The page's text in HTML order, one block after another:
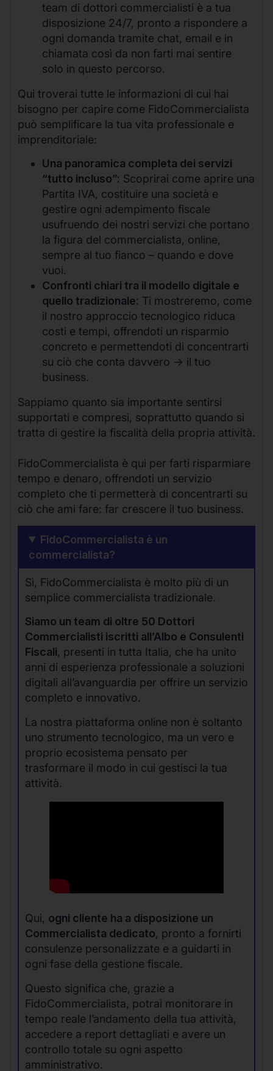
team di dottori commercialisti è a tua
disposizione 24/7, pronto a rispondere a
ogni domanda tramite chat, email e in
chiamata così da non farti mai sentire
solo in questo percorso.
Qui troverai tutte le informazioni di cui hai
bisogno per capire come FidoCommercialista
può semplificare la tua vita professionale e
imprenditoriale:
Una panoramica completa dei servizi
“tutto incluso”: Scoprirai come aprire una
Partita IVA, costituire una società e
gestire ogni adempimento fiscale
usufruendo dei nostri servizi che portano
la figura del commercialista, online,
sempre al tuo fianco – quando e dove
vuoi.
Confronti chiari tra il modello digitale e
quello tradizionale: Ti mostreremo, come
il nostro approccio tecnologico riduca
costi e tempi, offrendoti un risparmio
concreto e permettendoti di concentrarti
su ciò che conta davvero -> il tuo
business.
Sappiamo quanto sia importante sentirsi
supportati e compresi, soprattutto quando si
tratta di gestire la fiscalità della propria attività.
FidoCommercialista è qui per farti risparmiare
tempo e denaro, offrendoti un servizio
completo che ti permetterà di concentrarti su
ciò che ami fare: far crescere il tuo business.
FidoCommercialista è un
commercialista?
Sì, FidoCommercialista è molto più di un
semplice commercialista tradizionale.
Siamo un team di oltre 50 Dottori
Commercialisti iscritti all’Albo e Consulenti
Fiscali, presenti in tutta Italia, che ha unito
anni di esperienza professionale a soluzioni
digitali all’avanguardia per offrire un servizio
completo e innovativo.
La nostra piattaforma online non è soltanto
uno strumento tecnologico, ma un vero e
proprio ecosistema pensato per
trasformare il modo in cui gestisci la tua
attività.
Qui, ogni cliente ha a disposizione un
Commercialista dedicato, pronto a fornirti
consulenze personalizzate e a guidarti in
ogni fase della gestione fiscale.
Questo significa che, grazie a
FidoCommercialista, potrai monitorare in
tempo reale l’andamento della tua attività,
accedere a report dettagliati e avere un
controllo totale su ogni aspetto
amministrativo.